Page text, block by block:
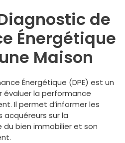
de
Énergétique
Maison
Énergétique (DPE) est un
la performance
Il permet d’informer les
sur la
du bien immobilier et son